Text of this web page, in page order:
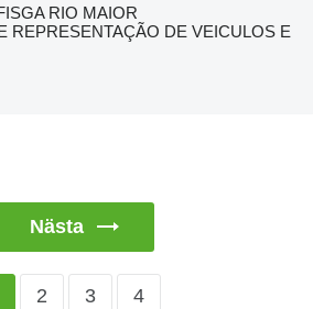
RIO MAIOR
REPRESENTAÇÃO DE VEICULOS E
Nästa
2 3 4